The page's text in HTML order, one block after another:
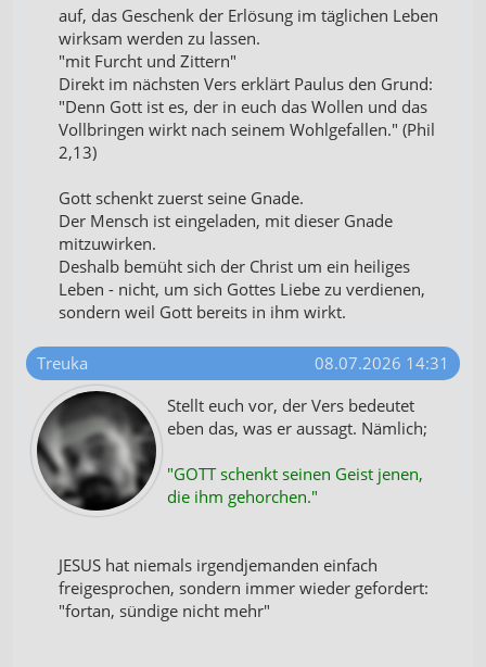
auf, das Geschenk der Erlösung im täglichen Leben
wirksam werden zu lassen.
"mit Furcht und Zittern"
Direkt im nächsten Vers erklärt Paulus den Grund:
"Denn Gott ist es, der in euch das Wollen und das
Vollbringen wirkt nach seinem Wohlgefallen." (Phil
2,13)
Gott schenkt zuerst seine Gnade.
Der Mensch ist eingeladen, mit dieser Gnade
mitzuwirken.
Deshalb bemüht sich der Christ um ein heiliges
Leben - nicht, um sich Gottes Liebe zu verdienen,
sondern weil Gott bereits in ihm wirkt.
Treuka
08.07.2026 14:31
Stellt euch vor, der Vers bedeutet
eben das, was er aussagt. Nämlich;
"GOTT schenkt seinen Geist jenen,
die ihm gehorchen."
JESUS hat niemals irgendjemanden einfach
freigesprochen, sondern immer wieder gefordert:
"fortan, sündige nicht mehr"